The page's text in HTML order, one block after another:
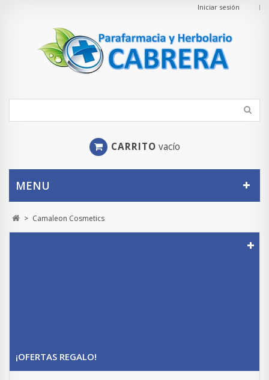
Iniciar sesión
CARRITO vacío
MENU
> Camaleon Cosmetics
¡OFERTAS REGALO!